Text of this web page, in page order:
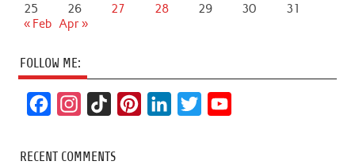
25
26 27 28 29 30
31
« Feb Apr »
FOLLOW ME:
c
s
k
RECENT COMMENTS